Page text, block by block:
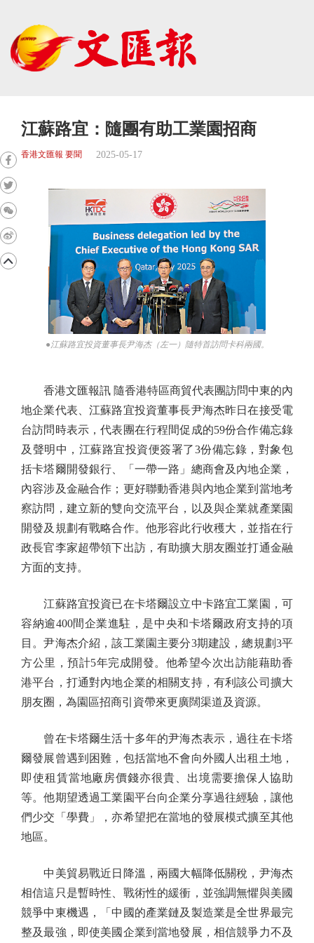
江蘇路宜：隨團有助工業園招商
香港文匯報 要聞 2025-05-17
●江蘇路宜投資董事長尹海杰（左一）隨特首訪問卡科兩國。
香港文匯報訊 隨香港特區商貿代表團訪問中東的內
地企業代表、江蘇路宜投資董事長尹海杰昨日在接受電
台訪問時表示，代表團在行程間促成的59份合作備忘錄
及聲明中，江蘇路宜投資便簽署了3份備忘錄，對象包
括卡塔爾開發銀行、「一帶一路」總商會及內地企業，
內容涉及金融合作；更好聯動香港與內地企業到當地考
察訪問，建立新的雙向交流平台，以及與企業就產業園
開發及規劃有戰略合作。他形容此行收穫大，並指在行
政長官李家超帶領下出訪，有助擴大朋友圈並打通金融
方面的支持。
江蘇路宜投資已在卡塔爾設立中卡路宜工業園，可
容納逾400間企業進駐，是中央和卡塔爾政府支持的項
目。尹海杰介紹，該工業園主要分3期建設，總規劃3平
方公里，預計5年完成開發。他希望今次出訪能藉助香
港平台，打通對內地企業的相關支持，有利該公司擴大
朋友圈，為園區招商引資帶來更廣闊渠道及資源。
曾在卡塔爾生活十多年的尹海杰表示，過往在卡塔
爾發展曾遇到困難，包括當地不會向外國人出租土地，
即使租賃當地廠房價錢亦很貴、出境需要擔保人協助
等。他期望透過工業園平台向企業分享過往經驗，讓他
們少交「學費」，亦希望把在當地的發展模式擴至其他
地區。
中美貿易戰近日降溫，兩國大幅降低關稅，尹海杰
相信這只是暫時性、戰術性的緩衝，並強調無懼與美國
競爭中東機遇，「中國的產業鏈及製造業是全世界最完
整及最強，即使美國企業到當地發展，相信競爭力不及